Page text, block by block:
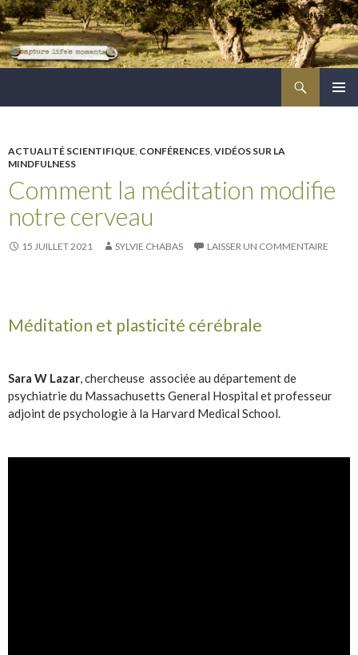
PRINCIPAL
ACTUALITÉ SCIENTIFIQUE, CONFÉRENCES, VIDÉOS SUR LA
MINDFULNESS
Comment la méditation modifie
notre cerveau
15 JUILLET 2021 SYLVIE CHABAS LAISSER UN COMMENTAIRE
Méditation et plasticité cérébrale
Sara W Lazar, chercheuse associée au département de
psychiatrie du Massachusetts General Hospital et professeur
adjoint de psychologie à la Harvard Medical School.